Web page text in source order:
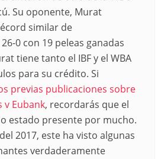
Su oponente, Murat
similar de
0 con 19 peleas ganadas
tiene tanto el IBF y el WBA
para su crédito. Si
previas publicaciones sobre
v Eubank, recordarás que el
estado presente por mucho.
2017, este ha visto algunas
verdaderamente